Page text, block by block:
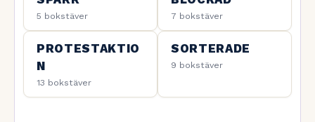
5 bokstäver 7 bokstäver
PROTESTAKTIO
N
13 bokstäver
SORTERADE
9 bokstäver